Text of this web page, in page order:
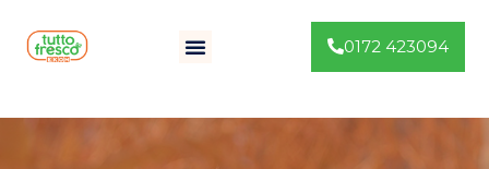
0172 423094